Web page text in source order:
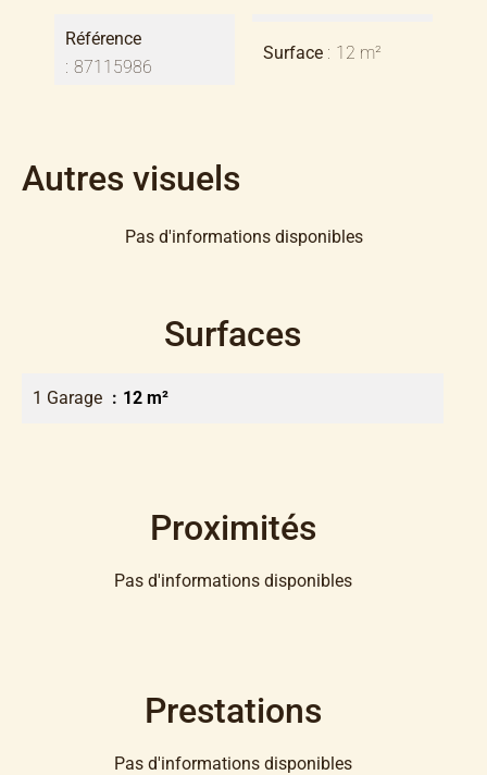
Référence
87115986
Surface 12 m²
Autres visuels
Pas d'informations disponibles
Surfaces
1 Garage 12 m²
Proximités
Pas d'informations disponibles
Prestations
Pas d'informations disponibles